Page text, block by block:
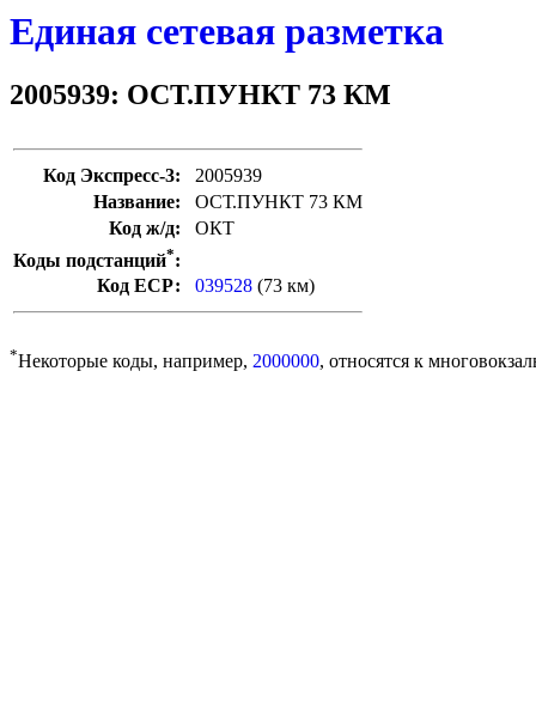
Единая сетевая разметка
2005939: ОСТ.ПУНКТ 73 КМ
Код Экспресс-3:
2005939
Название:
ОСТ.ПУНКТ 73 КМ
Код ж/д:
ОКТ
Коды подстанций*:
Код ЕСР:
039528 (73 км)
*Некоторые коды, например, 2000000, относятся к